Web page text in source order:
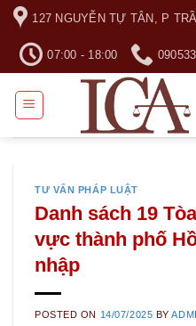
Skip
content
127 NGUYỄN TỰ TÂN, P
07:00 - 18:00
TƯ VẤN PHÁP LUẬT
Danh sách 19
vực thành phố
nhập
POSTED ON 14/07/2025 BY